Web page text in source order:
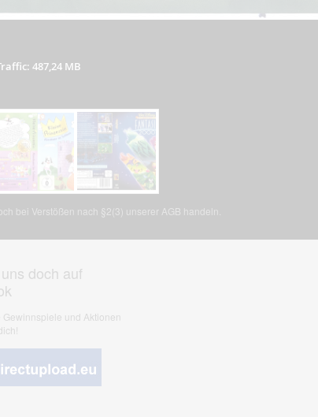
487,24 MB
bei Verstößen nach §2(3) unserer AGB handeln.
doch auf
Gewinnspiele und Aktionen